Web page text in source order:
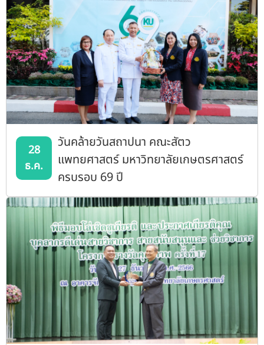
28
ธ.ค.
วันคล้ายวันสถาปนา คณะสัตว
แพทยศาสตร์ มหาวิทยาลัยเกษตรศาสตร์
ครบรอบ 69 ปี